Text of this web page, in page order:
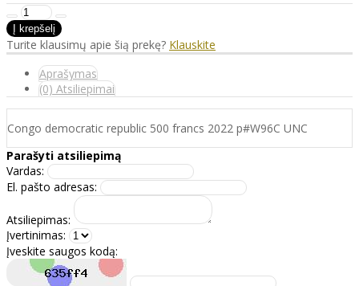
Turite klausimų apie šią prekę? Klauskite
Aprašymas
(0) Atsiliepimai
Congo democratic republic 500 francs 2022 p#W96C UNC
Parašyti atsiliepimą
Vardas:
El. pašto adresas:
Atsiliepimas:
Įvertinimas:
Įveskite saugos kodą: